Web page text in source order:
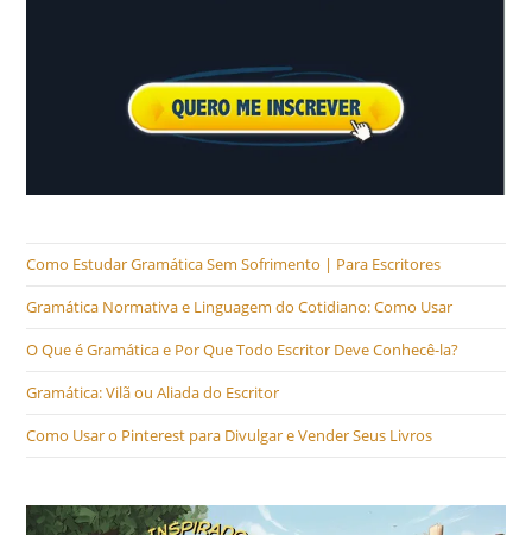
Como Estudar Gramática Sem Sofrimento | Para Escritores
Gramática Normativa e Linguagem do Cotidiano: Como Usar
O Que é Gramática e Por Que Todo Escritor Deve Conhecê-la?
Gramática: Vilã ou Aliada do Escritor
Como Usar o Pinterest para Divulgar e Vender Seus Livros